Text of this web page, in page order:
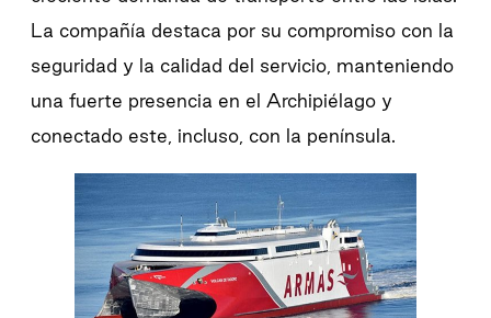
La compañía destaca por su compromiso con la
seguridad y la calidad del servicio, manteniendo
una fuerte presencia en el Archipiélago y
conectado este, incluso, con la península.